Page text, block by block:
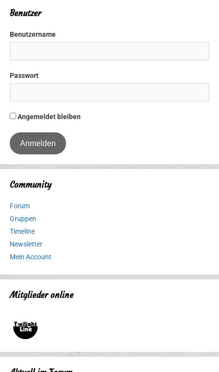
Benutzer
Benutzername
Passwort
Angemeldet bleiben
Community
Forum
Gruppen
Timeline
Newsletter
Mein Account
Mitglieder online